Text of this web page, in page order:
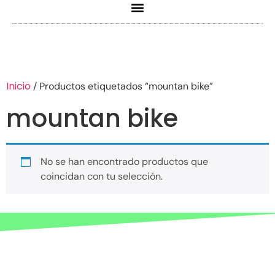
Inicio / Productos etiquetados “mountan bike”
mountan bike
No se han encontrado productos que
coincidan con tu selección.